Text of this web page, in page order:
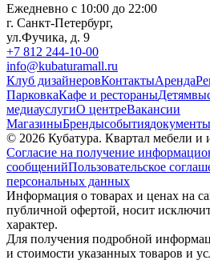
Ежедневно с 10:00 до 22:00
г. Санкт-Петербург,
ул.Фучика, д. 9
+7 812 244-10-00
info@kubaturamall.ru
Клуб дизайнеровКонтактыАренда
ПарковкаКафе и рестораныДетям
медиауслугиО центреВакансии
МагазиныБрендысобытиядокументы
© 2026 Кубатура. Квартал мебели и
Согласие на получение
сообщенийПользовательское
персональных данных
Информация о товарах и ценах на
публичной офертой, носит
характер.
Для получения подробной
и стоимости указанных товаров и